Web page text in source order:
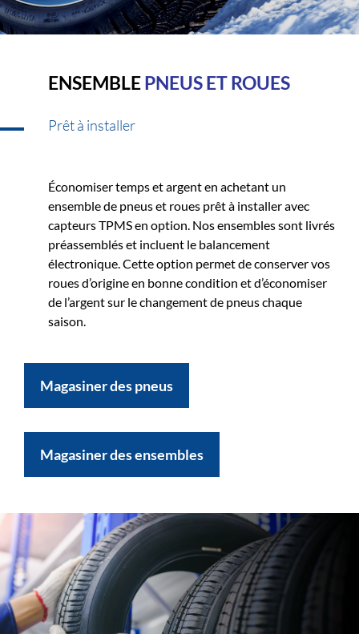
ENSEMBLEPNEUS ET ROUES
Prêt à installer
Économiser temps et argent en achetant un
ensemble de pneus et roues prêt à installer avec
capteurs TPMS en option. Nos ensembles sont livrés
préassemblés et incluent le balancement
électronique. Cette option permet de conserver vos
roues d’origine en bonne condition et d’économiser
de l’argent sur le changement de pneus chaque
saison.
Magasiner des pneus
Magasiner des ensembles